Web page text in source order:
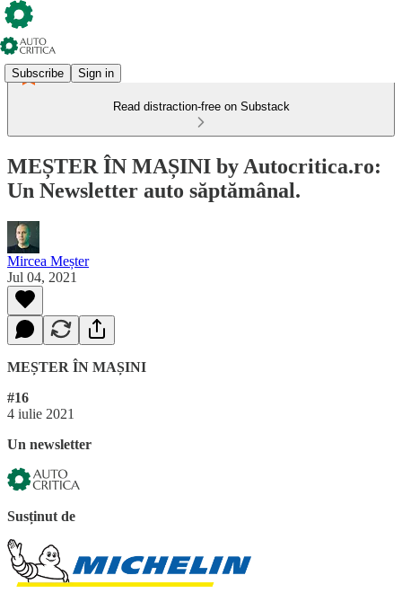
Subscribe Sign in
Read distraction-free on Substack
MEȘTER ÎN MAȘINI by Autocritica.ro:
Un Newsletter auto săptămânal.
Mircea Meșter
Jul 04, 2021
MEȘTER ÎN MAȘINI
#16
4 iulie 2021
Un newsletter
Susținut de